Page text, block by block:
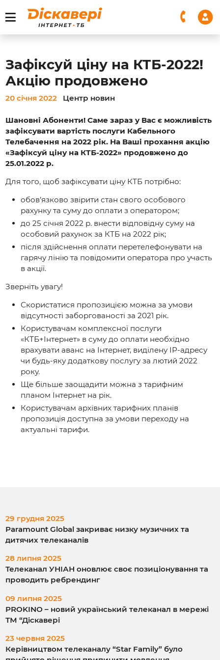
Зафіксуй ціну на КТБ-2022!
Акцію продовжено
20 січня 2022 Центр новин
Шановні Абоненти! Саме зараз у Вас є можливість
зафіксувати вартість послуги Кабельного
Телебачення на 2022 рік. На Ваші прохання акцію
«Зафіксуй ціну на КТБ-2022» продовжено до
25.01.2022 р.
Для того, щоб зафіксувати ціну КТБ потрібно:
обов’язково звірити стан свого особового
рахунку та суму до оплати з оператором;
до 25 січня 2022 р. внести відповідну суму на
особовий рахунок за КТБ на 2022 рік;
після здійснення оплати перетелефонувати на
гарячу лінію та повідомити оператора про участь
в акції.
Зверніть увагу!
Скористатися пропозицією можна за умови
відсутності заборгованості за 2021 рік.
Користувачам комплексної послуги
«КТБ+Інтернет» в суму до оплати необхідно
врахувати аванс на Інтернет, виділену ІР-адресу
чи будь-яку додаткову послугу за лютий 2022
року.
Ще більше заощадити можна з тарифним
планом Інтернет на рік.
Користувачам архівних тарифних планів
пропозиція доступна за умови переходу на
актуальні тарифи.
29 грудня 2025
Paramount Global закриває низку музичних та
дитячих телеканалів
28 липня 2025
Телеканал УНІАН оновлює своє позиціонування та
проводить ребрендинг
09 липня 2025
PROKINO – новий український телеканал в мережі
ТМ “Діскавері
23 червня 2025
Керівництвом телеканалу “Star Family” було